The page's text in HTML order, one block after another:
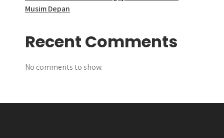
Musim Depan
Recent Comments
No comments to show.